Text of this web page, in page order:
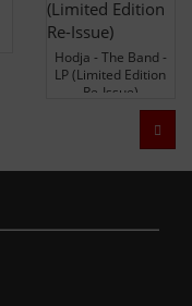
Hodja - The Band -
LP (Limited Edition
Re-Issue)